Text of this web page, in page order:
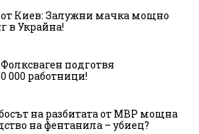
Киев: Залужни мачка мощно
в Украйна!
подготвя
000 работници!
на разбитата от МВР мощна
на фентанила – убиец?